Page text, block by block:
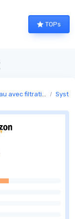
TOPs
avec filtration